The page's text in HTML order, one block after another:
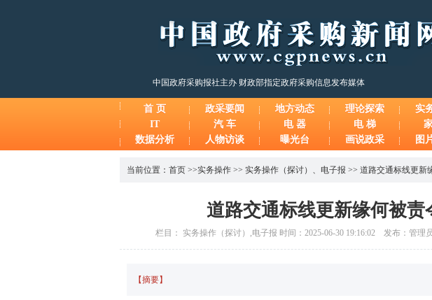
中国政府采购报社主办 财政部指定政府采购信息发布媒体
首 页 政采要闻 地方动态 理论探索 实
IT
汽 车 电 器 电 梯
数据分析
人物访谈 曝光台 画说政采 图
当前位置： 首页 >>实务操作 >> 实务操作（探讨） 、 电子报 >> 道路交通标线更新
道路交通标线更新缘何被责
栏目： 实务操作（探讨）,电子报 时间：2025-06-30 19:16:02 发布：管理
【摘要】